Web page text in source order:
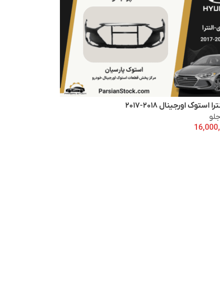
اورجینال ۲۰۱۸-۲۰۱۷